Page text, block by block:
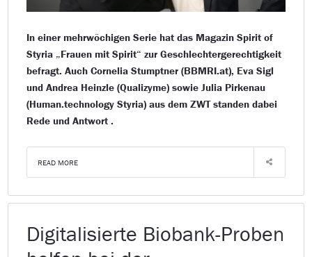
In einer mehrwöchigen Serie hat das Magazin Spirit of
Styria „Frauen mit Spirit“ zur Geschlechtergerechtigkeit
befragt. Auch Cornelia Stumptner (BBMRI.at), Eva Sigl
und Andrea Heinzle (Qualizyme) sowie Julia Pirkenau
(Human.technology Styria) aus dem ZWT standen dabei
Rede und Antwort .
READ MORE
Digitalisierte Biobank-Proben